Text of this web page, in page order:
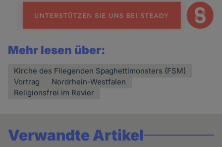
Mehr lesen über:
Kirche des Fliegenden Spaghettimonsters (FSM)
Vortrag
Nordrhein-Westfalen
Religionsfrei im Revier
Verwandte Artikel